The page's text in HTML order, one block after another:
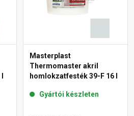
Masterplast
Thermomaster akril
homlokzatfesték 39-F 16 l
Gyártói készleten